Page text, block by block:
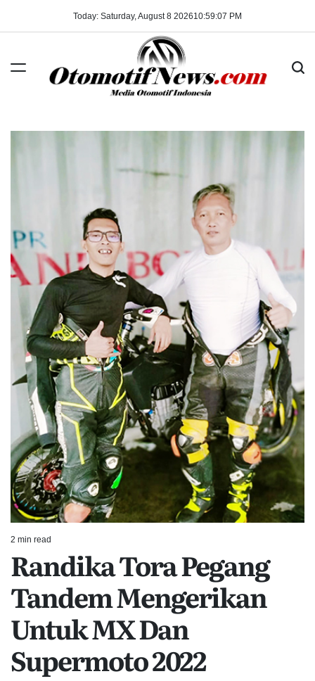
Today: Saturday, August 8 202610:59:07 PM
Estimated
read
time
2 min read
Randika Tora Pegang
Tandem Mengerikan
Untuk MX Dan
Supermoto 2022